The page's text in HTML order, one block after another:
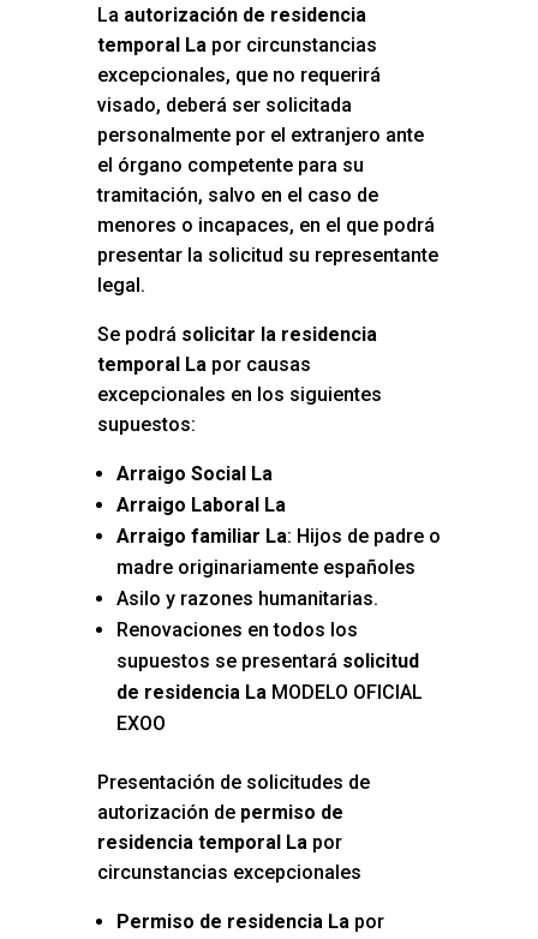
La autorización de residencia
temporal Lapor circunstancias
excepcionales, que no requerirá
visado, deberá ser solicitada
personalmente por el extranjero ante
el órgano competente para su
tramitación, salvo en el caso de
menores o incapaces, en el que podrá
presentar la solicitud su representante
legal.
Se podrá solicitar la residencia
temporal Lapor causas
excepcionales en los siguientes
supuestos:
Arraigo Social La
Arraigo Laboral La
Arraigo familiar La: Hijos de padre o
madre originariamente españoles
Asilo y razones humanitarias.
Renovaciones en todos los
supuestos se presentará solicitud
de residencia LaMODELO OFICIAL
EXOO
Presentación de solicitudes de
autorización depermiso de
residencia temporal La por
circunstancias excepcionales
Permiso de residencia Lapor